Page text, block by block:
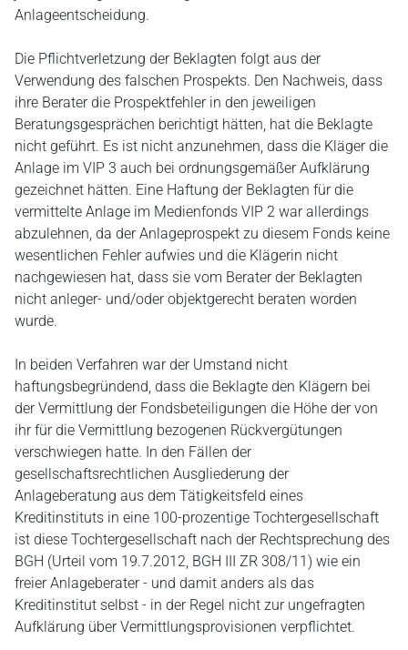
Anlageentscheidung.
Die Pflichtverletzung der Beklagten folgt aus der
Verwendung des falschen Prospekts. Den Nachweis, dass
ihre Berater die Prospektfehler in den jeweiligen
Beratungsgesprächen berichtigt hätten, hat die Beklagte
nicht geführt. Es ist nicht anzunehmen, dass die Kläger die
Anlage im VIP 3 auch bei ordnungsgemäßer Aufklärung
gezeichnet hätten. Eine Haftung der Beklagten für die
vermittelte Anlage im Medienfonds VIP 2 war allerdings
abzulehnen, da der Anlageprospekt zu diesem Fonds keine
wesentlichen Fehler aufwies und die Klägerin nicht
nachgewiesen hat, dass sie vom Berater der Beklagten
nicht anleger- und/oder objektgerecht beraten worden
wurde.
In beiden Verfahren war der Umstand nicht
haftungsbegründend, dass die Beklagte den Klägern bei
der Vermittlung der Fondsbeteiligungen die Höhe der von
ihr für die Vermittlung bezogenen Rückvergütungen
verschwiegen hatte. In den Fällen der
gesellschaftsrechtlichen Ausgliederung der
Anlageberatung aus dem Tätigkeitsfeld eines
Kreditinstituts in eine 100-prozentige Tochtergesellschaft
ist diese Tochtergesellschaft nach der Rechtsprechung des
BGH (Urteil vom 19.7.2012, BGH III ZR 308/11) wie ein
freier Anlageberater - und damit anders als das
Kreditinstitut selbst - in der Regel nicht zur ungefragten
Aufklärung über Vermittlungsprovisionen verpflichtet.